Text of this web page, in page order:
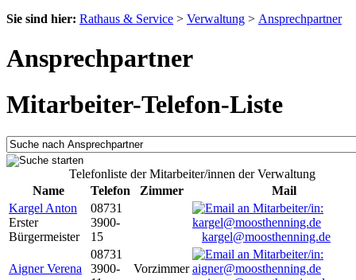
Sie sind hier: Rathaus & Service > Verwaltung > Ansprechpartner
Ansprechpartner
Mitarbeiter-Telefon-Liste
Telefonliste der Mitarbeiter/innen der Verwaltung
Name
Telefon Zimmer
Mail
Kargel Anton
Erster
Bürgermeister
08731
3900-
15
kargel@moosthenning.de
Aigner Verena
08731
3900-
Vorzimmer